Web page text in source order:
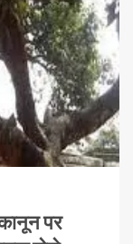
पर